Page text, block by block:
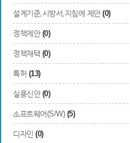
설계기준,시방서,지침에 제안 (0)
정책제안 (0)
정책채택 (0)
특허 (13)
실용신안 (0)
소프트웨어(S/W) (5)
디자인 (0)